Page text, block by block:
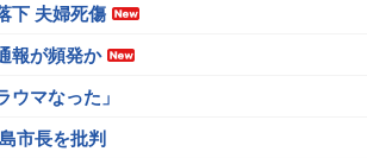
下 夫婦死傷
報が頻発か
マなった」
市長を批判